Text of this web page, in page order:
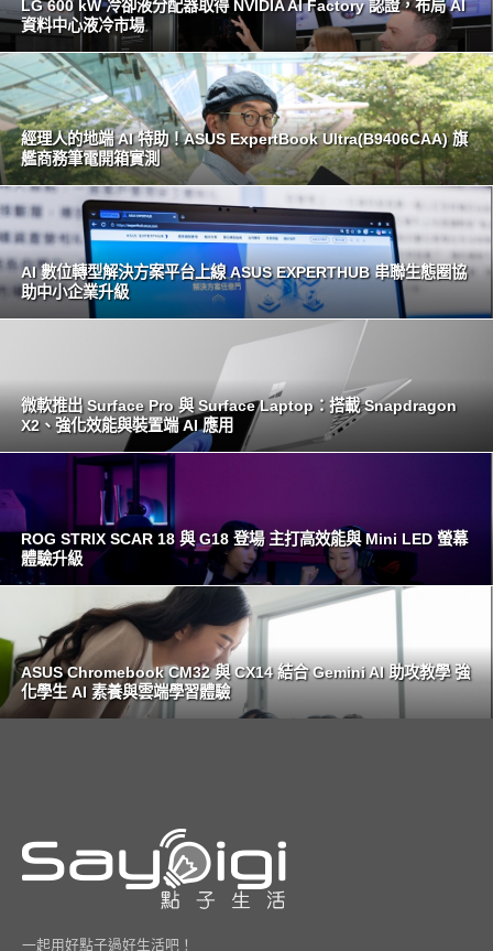
LG 600 kW 冷卻液分配器取得 NVIDIA AI Factory 認證，布局 AI
資料中心液冷市場
經理人的地端 AI 特助！ASUS ExpertBook Ultra(B9406CAA) 旗
艦商務筆電開箱實測
AI 數位轉型解決方案平台上線 ASUS EXPERTHUB 串聯生態圈協
助中小企業升級
微軟推出 Surface Pro 與 Surface Laptop：搭載 Snapdragon
X2、強化效能與裝置端 AI 應用
ROG STRIX SCAR 18 與 G18 登場 主打高效能與 Mini LED 螢幕
體驗升級
ASUS Chromebook CM32 與 CX14 結合 Gemini AI 助攻教學 強
化學生 AI 素養與雲端學習體驗
一起用好點子過好生活吧！